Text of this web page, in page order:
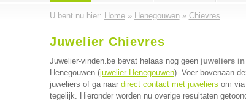
U bent nu hier: Home» Henegouwen» Chievres
Juwelier Chievres
Juwelier-vinden.be bevat helaas nog geen juweliers in
Henegouwen (juwelier Henegouwen). Voer bovenaan
juweliers of ga naar direct contact met juweliers om
tegelijk. Hieronder worden nu overige resultaten